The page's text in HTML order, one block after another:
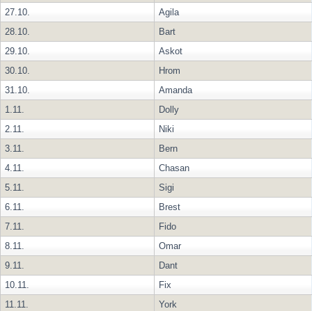
27.10.
Agila
28.10.
Bart
29.10.
Askot
30.10.
Hrom
31.10.
Amanda
1.11.
Dolly
2.11.
Niki
3.11.
Bern
4.11.
Chasan
5.11.
Sigi
6.11.
Brest
7.11.
Fido
8.11.
Omar
9.11.
Dant
10.11.
Fix
11.11.
York